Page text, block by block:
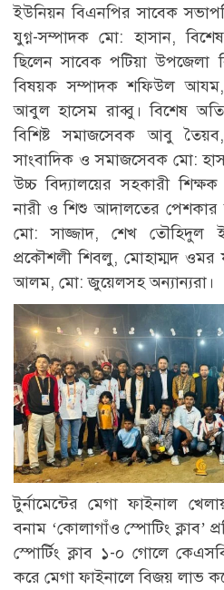
ইউনিয়ন বিএনপির সাবেক
যুগ্ন-সম্পাদক মো: হাসান,
ছিলেন সাবেক পটিয়া উপজেলা
বিষয়ক সম্পাদক শফিউল
আবুল হাসেম রাব্বু। বিশেষ
বিশিষ্ট সমাজসেবক আবু তৈয়ব,
সাংবাদিক ও সমাজসেবক মো:
উচ্চ বিদ্যালয়ের সহকারী
নারী ও শিশু আদালতের পেশকার
মো: সাজ্জাদ, শেখ
প্রকৌশলী শিবলু, মোহাম্মদ
আলম, মো: জুয়েলসহ অন্যান্যরা।
টুর্নামেন্টের মেগা ফাইনাল
বনাম ‘কোলাগাঁও স্পোটিং ক্লাব’
স্পোর্টিং ক্লাব ১-০ গোলে
করে মেগা ফাইনালে বিজয় লাভ